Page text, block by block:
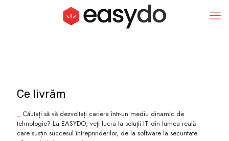
Ce livrăm
Căutați să vă dezvoltați cariera într-un mediu dinamic de
tehnologie? La EASYDO, veți lucra la soluții IT din lumea reală
care susțin succesul întreprinderilor, de la software la securitate